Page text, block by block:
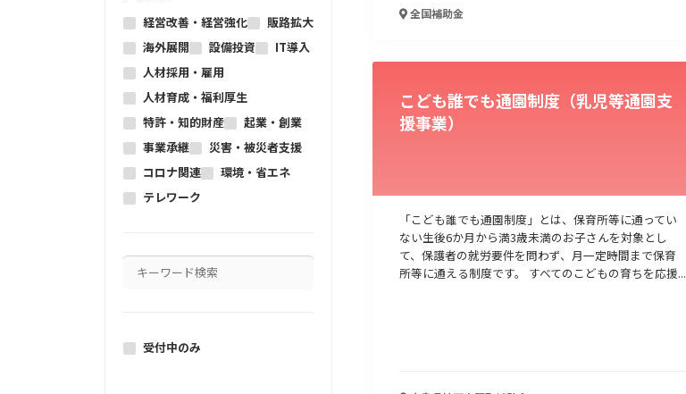
経営改善・経営強化
販路拡大
海外展開
設備投資
IT導入
人材採用・雇用
人材育成・福利厚生
特許・知的財産
起業・創業
事業承継
災害・被災者支援
コロナ関連
環境・省エネ
テレワーク
受付中のみ
全国補助金
こども誰でも通園制度（乳児等通園支
援事業）
「こども誰でも通園制度」とは、保育所等に通ってい
ない生後6か月から満3歳未満のお子さんを対象とし
て、保護者の就労要件を問わず、月一定時間まで保育
所等に通える制度です。 すべてのこどもの育ちを応援...